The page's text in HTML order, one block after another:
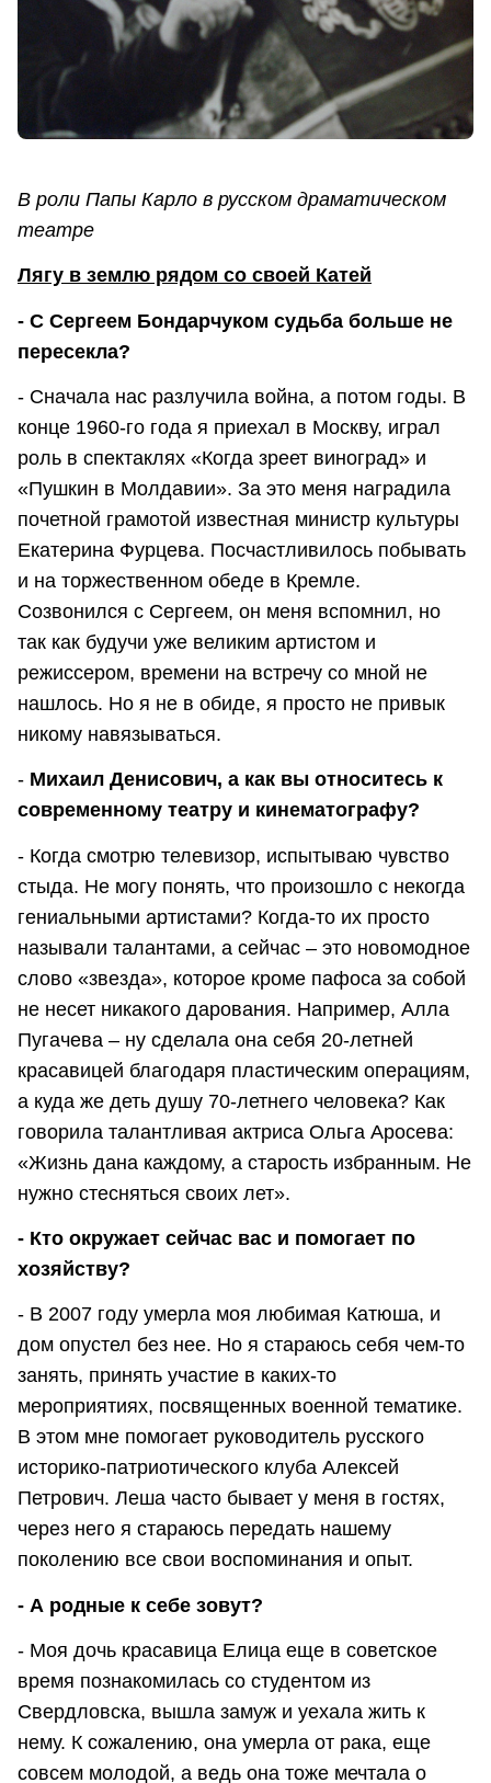
В роли Папы Карло в русском драматическом
театре
Лягу в землю рядом со своей Катей
- С Сергеем Бондарчуком судьба больше не
пересекла?
- Сначала нас разлучила война, а потом годы. В
конце 1960-го года я приехал в Москву, играл
роль в спектаклях «Когда зреет виноград» и
«Пушкин в Молдавии». За это меня наградила
почетной грамотой известная министр культуры
Екатерина Фурцева. Посчастливилось побывать
и на торжественном обеде в Кремле.
Созвонился с Сергеем, он меня вспомнил, но
так как будучи уже великим артистом и
режиссером, времени на встречу со мной не
нашлось. Но я не в обиде, я просто не привык
никому навязываться.
- Михаил Денисович, а как вы относитесь к
современному театру и кинематографу?
- Когда смотрю телевизор, испытываю чувство
стыда. Не могу понять, что произошло с некогда
гениальными артистами? Когда-то их просто
называли талантами, а сейчас – это новомодное
слово «звезда», которое кроме пафоса за собой
не несет никакого дарования. Например, Алла
Пугачева – ну сделала она себя 20-летней
красавицей благодаря пластическим операциям,
а куда же деть душу 70-летнего человека? Как
говорила талантливая актриса Ольга Аросева:
«Жизнь дана каждому, а старость избранным. Не
нужно стесняться своих лет».
- Кто окружает сейчас вас и помогает по
хозяйству?
- В 2007 году умерла моя любимая Катюша, и
дом опустел без нее. Но я стараюсь себя чем-то
занять, принять участие в каких-то
мероприятиях, посвященных военной тематике.
В этом мне помогает руководитель русского
историко-патриотического клуба Алексей
Петрович. Леша часто бывает у меня в гостях,
через него я стараюсь передать нашему
поколению все свои воспоминания и опыт.
- А родные к себе зовут?
- Моя дочь красавица Елица еще в советское
время познакомилась со студентом из
Свердловска, вышла замуж и уехала жить к
нему. К сожалению, она умерла от рака, еще
совсем молодой, а ведь она тоже мечтала о